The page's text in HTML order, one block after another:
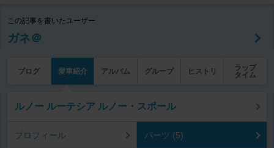
この記事を書いたユーザー
ガネ＠
ブログ 愛車紹介 アルバム グループ ヒストリ
ラップ
タイム
ルノー ルーテシア ルノー・スポール
プロフィール パーツ (5)